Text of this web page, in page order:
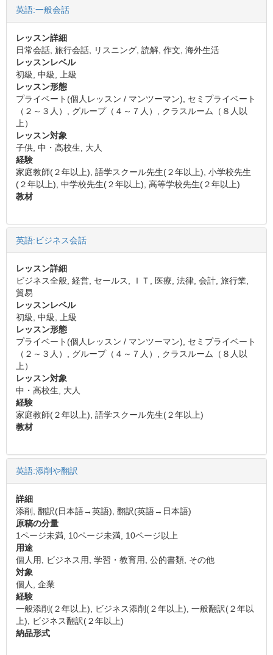
英語:一般会話
レッスン詳細
日常会話, 旅行会話, リスニング, 読解, 作文, 海外生活
レッスンレベル
初級, 中級, 上級
レッスン形態
プライベート(個人レッスン / マンツーマン), セミプライベート
（２～３人）, グループ（４～７人）, クラスルーム（８人以
上）
レッスン対象
子供, 中・高校生, 大人
経験
家庭教師(２年以上), 語学スクール先生(２年以上), 小学校先生
(２年以上), 中学校先生(２年以上), 高等学校先生(２年以上)
教材
英語:ビジネス会話
レッスン詳細
ビジネス全般, 経営, セールス, ＩＴ, 医療, 法律, 会計, 旅行業,
貿易
レッスンレベル
初級, 中級, 上級
レッスン形態
プライベート(個人レッスン / マンツーマン), セミプライベート
（２～３人）, グループ（４～７人）, クラスルーム（８人以
上）
レッスン対象
中・高校生, 大人
経験
家庭教師(２年以上), 語学スクール先生(２年以上)
教材
英語:添削や翻訳
詳細
添削, 翻訳(日本語→英語), 翻訳(英語→日本語)
原稿の分量
1ページ未満, 10ページ未満, 10ページ以上
用途
個人用, ビジネス用, 学習・教育用, 公的書類, その他
対象
個人, 企業
経験
一般添削(２年以上), ビジネス添削(２年以上), 一般翻訳(２年以
上), ビジネス翻訳(２年以上)
納品形式